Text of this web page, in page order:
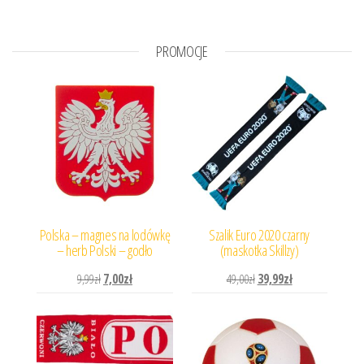
PROMOCJE
Polska – magnes na lodówkę
– herb Polski – godło
9,99złPierwotna cena wynosiła: 9,99zł.
7,00złAktualna cena wynosi: 7,00zł.
Szalik Euro 2020 czarny
(maskotka Skillzy)
49,00zł Pierwotna cena wynosiła:
39,99złAktualna cena